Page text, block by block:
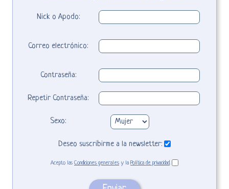
Nick o Apodo:
Correo electrónico:
Contraseña:
Repetir Contraseña:
Sexo:
Deseo suscribirme a la newsletter:
Acepto las Condiciones generales y la Política de privacidad.